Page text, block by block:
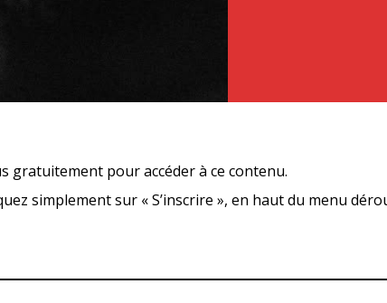
gratuitement pour accéder à ce contenu.
simplement sur « S’inscrire », en haut du menu